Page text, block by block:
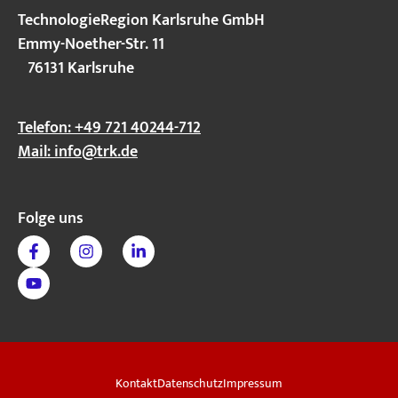
TechnologieRegion Karlsruhe GmbH
Emmy-Noether-Str. 11
76131 Karlsruhe
Telefon: +49 721 40244-712
Mail:info@trk.de
Folge uns
KontaktDatenschutzImpressum